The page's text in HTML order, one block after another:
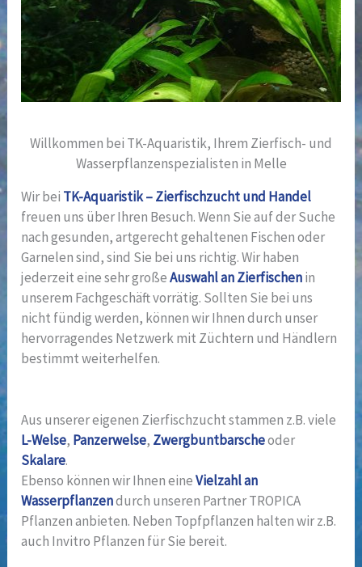
Willkommen bei TK-Aquaristik, Ihrem Zierfisch- und
Wasserpflanzen­spezialisten in Melle
Wir bei TK-Aquaristik – Zierfischzucht und Handel
freuen uns über Ihren Besuch. Wenn Sie auf der Suche
nach gesunden, artgerecht gehaltenen Fischen oder
Garnelen sind, sind Sie bei uns richtig. Wir haben
jederzeit eine sehr großeAuswahl an Zierfischenin
unserem Fachgeschäft vorrätig. Sollten Sie bei uns
nicht fündig werden, können wir Ihnen durch unser
hervorragendes Netzwerk mit Züchtern und Händlern
bestimmt weiterhelfen.
Aus unserer eigenen Zierfischzucht stammen z.B. viele
L-Welse, Panzerwelse, Zwergbuntbarscheoder
Skalare.
Ebenso können wir Ihnen eineVielzahl an
Wasserpflanzendurch unseren Partner TROPICA
Pflanzen anbieten. Neben Topfpflanzen halten wir z.B.
auch Invitro Pflanzen für Sie bereit.